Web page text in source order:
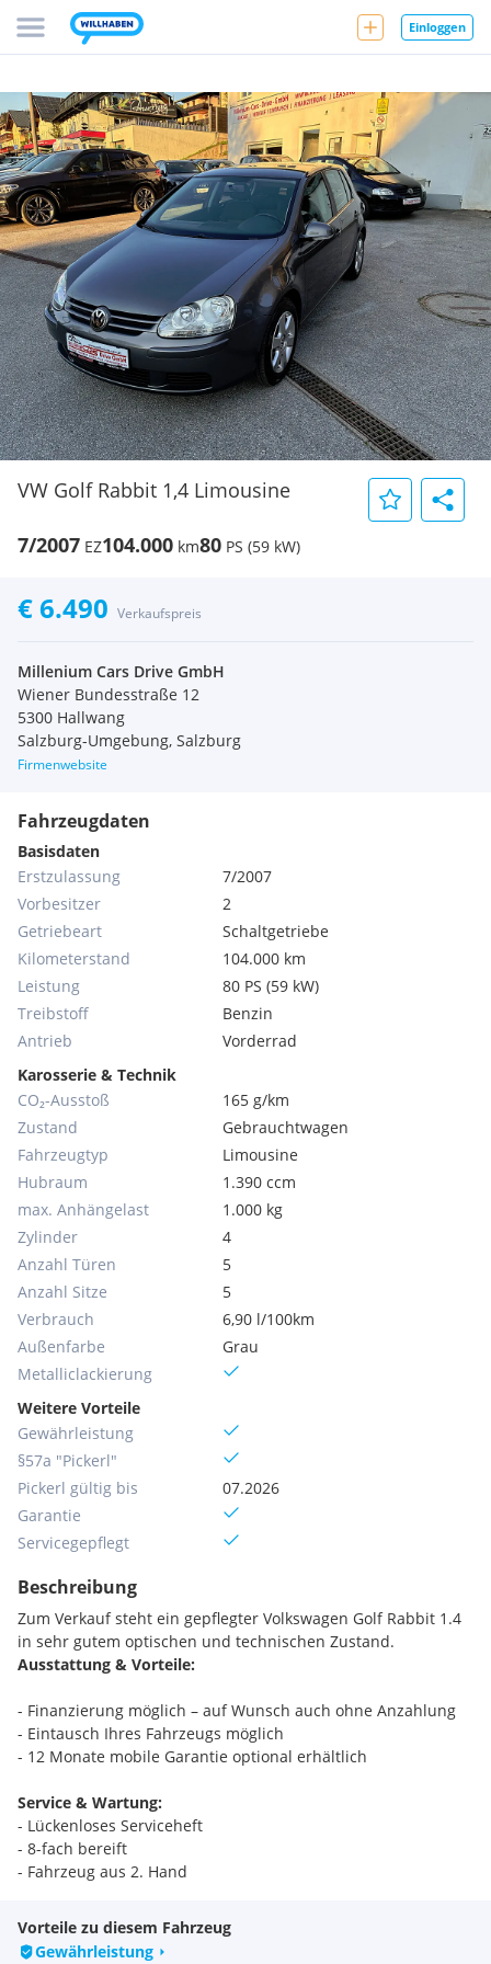
Einloggen
VW Golf Rabbit 1,4 Limousine
7/2007 EZ104.000 km80 PS (59 kW)
€ 6.490 Verkaufspreis
Millenium Cars Drive GmbH
Wiener Bundesstraße 12
5300 Hallwang
Salzburg-Umgebung, Salzburg
Firmenwebsite
Fahrzeugdaten
Basisdaten
Erstzulassung
7/2007
Vorbesitzer
2
Getriebeart
Schaltgetriebe
Kilometerstand
104.000 km
Leistung
80 PS (59 kW)
Treibstoff
Benzin
Antrieb
Vorderrad
Karosserie & Technik
CO₂-Ausstoß
165 g/km
Zustand
Gebrauchtwagen
Fahrzeugtyp
Limousine
Hubraum
1.390 ccm
max. Anhängelast
1.000 kg
Zylinder
4
Anzahl Türen
5
Anzahl Sitze
5
Verbrauch
6,90 l/100km
Außenfarbe
Grau
Metallic­lackierung
Weitere Vorteile
Gewährleistung
§57a "Pickerl"
Pickerl gültig bis
07.2026
Garantie
Servicegepflegt
Beschreibung
Zum Verkauf steht ein gepflegter Volkswagen Golf Rabbit 1.4
in sehr gutem optischen und technischen Zustand.
Ausstattung & Vorteile:
- Finanzierung möglich – auf Wunsch auch ohne Anzahlung
- Eintausch Ihres Fahrzeugs möglich
- 12 Monate mobile Garantie optional erhältlich
Service & Wartung:
- Lückenloses Serviceheft
- 8-fach bereift
- Fahrzeug aus 2. Hand
- Zahnriemen inkl. Wasserpumpe neu ersetzt
- Keilrippenriemen inkl. Spanner erneuert
Vorteile zu diesem Fahrzeug
Gewährleistung